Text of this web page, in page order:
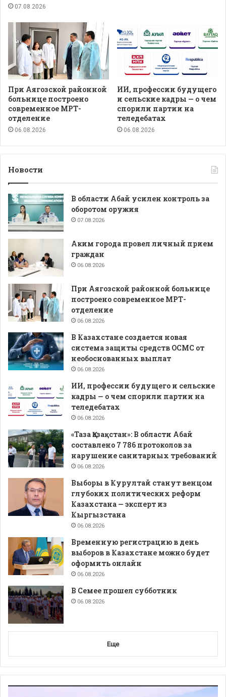
07.08.2026
При Аягозской районной
больнице построено
современное МРТ-
отделение
06.08.2026
ИИ, профессии будущего
и сельские кадры — о чем
спорили партии на
теледебатах
06.08.2026
Новости
В области Абай усилен контроль за
оборотом оружия
07.08.2026
Аким города провел личный прием
граждан
06.08.2026
При Аягозской районной больнице
построено современное МРТ-
отделение
06.08.2026
В Казахстане создается новая
система защиты средств ОСМС от
необоснованных выплат
06.08.2026
ИИ, профессии будущего и сельские
кадры — о чем спорили партии на
теледебатах
06.08.2026
«Таза Қазақстан»: В области Абай
составлено 7 786 протоколов за
нарушение санитарных требований
06.08.2026
Выборы в Курултай станут венцом
глубоких политических реформ
Казахстана — эксперт из
Кыргызстана
06.08.2026
Временную регистрацию в день
выборов в Казахстане можно будет
оформить онлайн
06.08.2026
В Семее прошел субботник
06.08.2026
Еще